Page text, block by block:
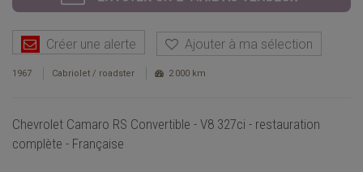
Créer une alerte Ajouter à ma sélection
1967 Cabriolet / roadster 2 000 km
Chevrolet Camaro RS Convertible - V8 327ci - restauration
complète - Française